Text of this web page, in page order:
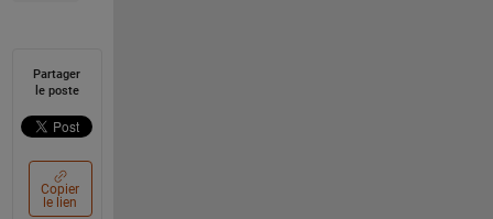
Partager
le poste
Copier
le lien